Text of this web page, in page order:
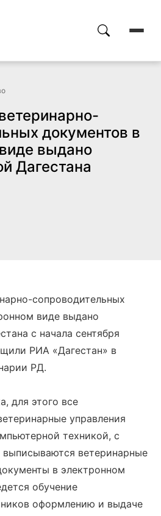
документов в
выдано
Дагестана
сопроводительных
виде выдано
с начала сентября
РИА «Дагестан» в
РД.
для этого все
управления
техникой, с
ветеринарные
в электронном
обучение
оформлению и выдаче